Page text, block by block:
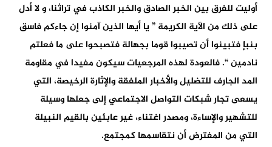
أوليت للفرق بين الخبر الصادق والخبر الكاذب في تراثنا، و لا أدل
على ذلك من الآية الكريمة ” يا أيها الذين آمنوا إن جاءكم فاسق
بنبإ فتبينوا أن تصيبوا قوما بجهالة فتصبحوا على ما فعلتم
نادمين “. فالعودة لهذه المرجعيات سيكون مفيدا في مقاومة
المد الجارف للتضليل والأخبار الملفقة والإثارة الرخيصة، التي
يسعى تجار شبكات التواصل الاجتماعي إلى جعلها وسيلة
للتشهير والإساءة، ومصدر اغتناء، غير عابئين بالقيم النبيلة
التي من المفترض أن نتقاسمها كمجتمع.